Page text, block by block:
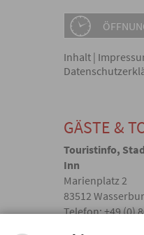
Inhalt |
GÄSTE &
Touristinfo,
Inn
Marienplatz 2
83512
Telefon: +49 (0)